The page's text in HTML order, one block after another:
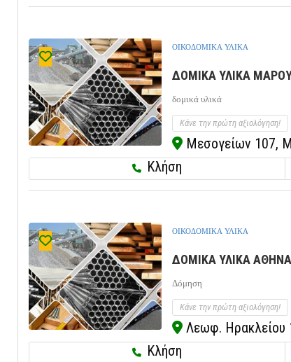
ΟΙΚΟΔΟΜΙΚΑ ΥΛΙΚΑ
ΔΟΜΙΚΑ ΥΛΙΚΑ
δομικά υλικά
Κάνε την πρώτη αξιολόγηση!
Μεσογείων 107,
Κλήση
ΟΙΚΟΔΟΜΙΚΑ ΥΛΙΚΑ
ΔΟΜΙΚΑ ΥΛΙΚΑ
Δόμηση
Κάνε την πρώτη αξιολόγηση!
Λεωφ. Ηρακλείου
Κλήση